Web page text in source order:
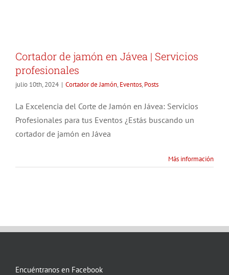
Cortador de jamón en Jávea | Servicios
profesionales
julio 10th, 2024 | Cortador de Jamón, Eventos, Posts
La Excelencia del Corte de Jamón en Jávea: Servicios
Profesionales para tus Eventos ¿Estás buscando un
cortador de jamón en Jávea
Más información
Encuéntranos en Facebook